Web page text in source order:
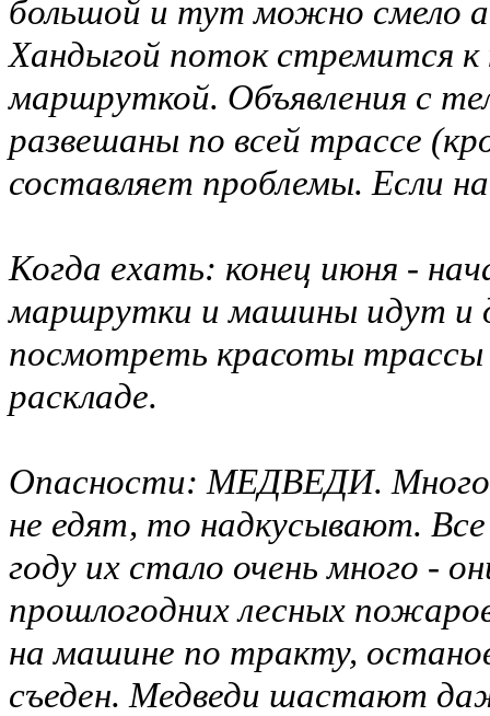
большой и тут можно смело
Хандыгой поток стремится к
маршруткой. Объявления с
развешаны по всей трассе
составляет проблемы. Если
Когда ехать: конец июня -
маршрутки и машины идут и
посмотреть красоты трассы
раскладе.
Опасности: МЕДВЕДИ. Много.
не едят, то надкусывают.
году их стало очень много -
прошлогодних лесных
на машине по тракту,
съеден. Медведи шастают